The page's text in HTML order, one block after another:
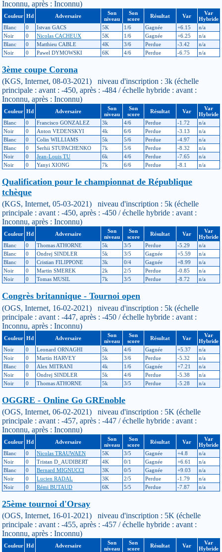
Inconnu, après : Inconnu)
Couleur Hd Adversaire
Son
niveau
Son
score
Résultat Var
Var
Hybride
Blanc
0 Istvan GACS 5K 1/6 Gagnée +6.15
n/a
Noir
0 Nicolas CACHEUX 5K 1/6 Gagnée +6.25
n/a
Blanc
0 Matthieu CABLE 4K 3/6 Perdue -3.42
n/a
Noir
0 Pawel DYMOWSKI 6K 4/6 Perdue -6.75 n/a
3ème coupe Corona
(KGS, Internet, 08-03-2021) niveau d'inscription : 3k (échelle
principale : avant : -450, après : -484 / échelle hybride : avant :
Inconnu, après : Inconnu)
Couleur Hd Adversaire
Son
niveau
Son
score
Résultat Var
Var
Hybride
Blanc
0 Francisco GONZALEZ 3k 4/6 Perdue -1.72
n/a
Noir
0 Anton VEDENSKYI 4k 6/6 Perdue -3.13
n/a
Blanc
0 Colin WILLIAMS 5k 5/6 Perdue -4.97
n/a
Blanc
0 Serhii STUPACHENKO 7k 5/6 Perdue -8.32
n/a
Noir
0 Jean-Louis TU 6k 4/6 Perdue -7.65
n/a
Noir
0 Yanyi XIONG 7k 6/6 Perdue -8.1 n/a
Qualification pour le championnat de République
tchèque
(KGS, Internet, 05-03-2021) niveau d'inscription : 5k (échelle
principale : avant : -450, après : -450 / échelle hybride : avant :
Inconnu, après : Inconnu)
Couleur Hd Adversaire
Son
niveau
Son
score
Résultat Var
Var
Hybride
Blanc
0 Thomas ATHORNE 5k 3/5 Perdue -5.29
n/a
Blanc
0 Ondrej SINDLER 5k 3/5 Gagnée +5.59
n/a
Blanc
0 Cristian FILIPPONE 3k 0/4 Gagnée +8.99
n/a
Noir
0 Martin SMEREK 2k 2/5 Perdue -0.85
n/a
Noir
0 Tomas MUSIL 7k 3/5 Perdue -8.72 n/a
Congrès britannique - Tournoi open
(OGS, Internet, 16-02-2021) niveau d'inscription : 5k (échelle
principale : avant : -447, après : -450 / échelle hybride : avant :
Inconnu, après : Inconnu)
Couleur Hd Adversaire
Son
niveau
Son
score
Résultat Var
Var
Hybride
Noir
0 Leonard ORNAGHI 5k 4/6 Gagnée +5.37
n/a
Noir
0 Martin HARVEY 5k 3/6 Perdue -5.32
n/a
Blanc
0 Alex MITRANI 4k 1/6 Gagnée +7.21
n/a
Noir
0 Ondrej SINDLER 5k 4/6 Perdue -5.38
n/a
Noir
0 Thomas ATHORNE 5k 3/5 Perdue -5.28 n/a
OGGRE - Online Go GREnoble
(OGS, Internet, 06-02-2021) niveau d'inscription : 5K (échelle
principale : avant : -457, après : -447 / échelle hybride : avant :
Inconnu, après : Inconnu)
Couleur Hd Adversaire
Son
niveau
Son
score
Résultat Var
Var
Hybride
Blanc
0 Nicolas TRAUWAEN 5K 3/5 Gagnée +4.8
n/a
Noir
0 Tristan D_AUDIBERT 4K 0/1 Gagnée +6.61
n/a
Blanc
0 Bernard MIGNUCCI 3K 0/5 Gagnée +9.03
n/a
Noir
0 Lucien RADAL 3K 2/5 Perdue -1.79
n/a
Noir
0 Rémi BUTAUD 6K 5/5 Perdue -7.87 n/a
25ème tournoi d'Orsay
(OGS, Internet, 16-01-2021) niveau d'inscription : 5K (échelle
principale : avant : -455, après : -457 / échelle hybride : avant :
Inconnu, après : Inconnu)
Couleur Hd Adversaire
Son
niveau
Son
score
Résultat Var
Var
Hybride